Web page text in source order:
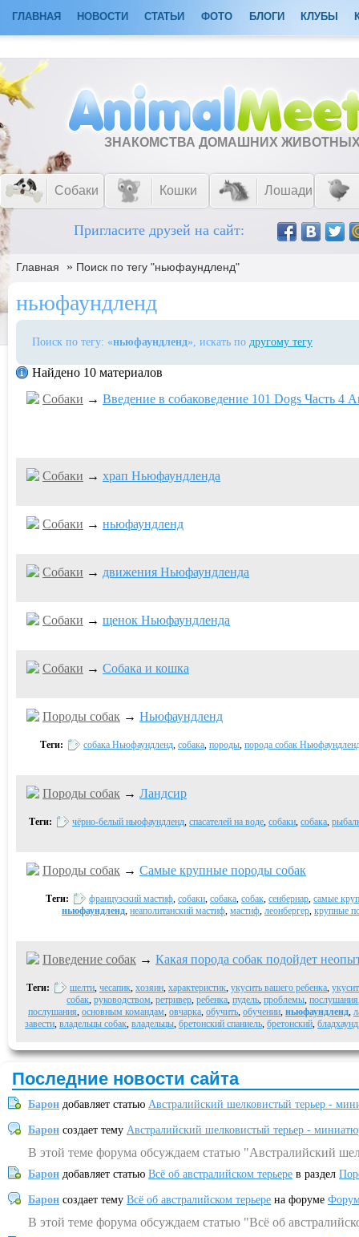
ГЛАВНАЯ НОВОСТИ СТАТЬИ ФОТО БЛОГИ КЛУБЫ
ЗНАКОМСТВА ДОМАШНИХ
Собаки Кошки Лошади
Пригласите друзей на сайт:
Главная » Поиск по тегу "ньюфаундленд"
ньюфаундленд
Поиск по тегу: «ньюфаундленд», искать по другому тегу
Найдено 10 материалов
Собаки → Введение в собаковедение 101 Dogs Часть 4
Собаки → храп Ньюфаундленда
Собаки → ньюфаундленд
Собаки → движения Ньюфаундленда
Собаки → щенок Ньюфаундленда
Собаки → Собака и кошка
Породы собак → Ньюфаундленд
Теги: собака Ньюфаундленд, собака, породы, порода собак
Породы собак → Ландсир
Теги: чёрно-белый ньюфаундленд, спасателей на воде, собаки, собака,
Породы собак → Самые крупные породы собак
Теги: французский мастиф, собаки, собака, собак, сенбернар, самые
ньюфаундленд, неаполитанский мастиф, мастиф, леонбергер, крупные
Поведение собак → Какая порода собак подойдет
Теги: шелти, чесапик, хозяин, характеристик, укусить вашего ребенка,
собак, руководством, ретривер, ребенка, пудель, проблемы, послушания
послушания, основным командам, овчарка, обучить, обучении, ньюфаундленд,
завести, владельцы собак, владельцы, бретонский спаниель, бретонский, бладхаунд
Последние новости сайта
Барон добавляет статью Австралийский шелковистый терьер -
Барон создает тему Австралийский шелковистый терьер -
В этой теме форума обсуждаем статью "Австралийский
Барон добавляет статью Всё об австралийском терьере в раздел
Барон создает тему Всё об австралийском терьере на форуме
В этой теме форума обсуждаем статью "Всё об